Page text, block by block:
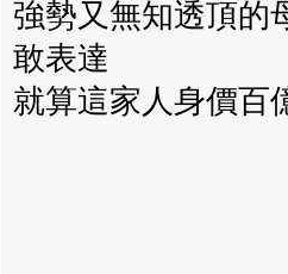
強勢又無知透頂的
敢表達
就算這家人身價百